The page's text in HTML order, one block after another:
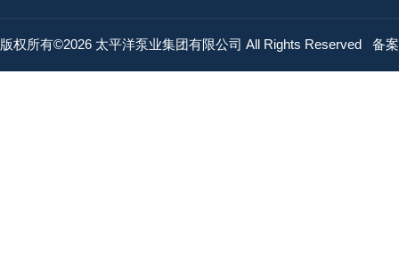
版权所有©2026 太平洋泵业集团有限公司 All Rights Reserved 备